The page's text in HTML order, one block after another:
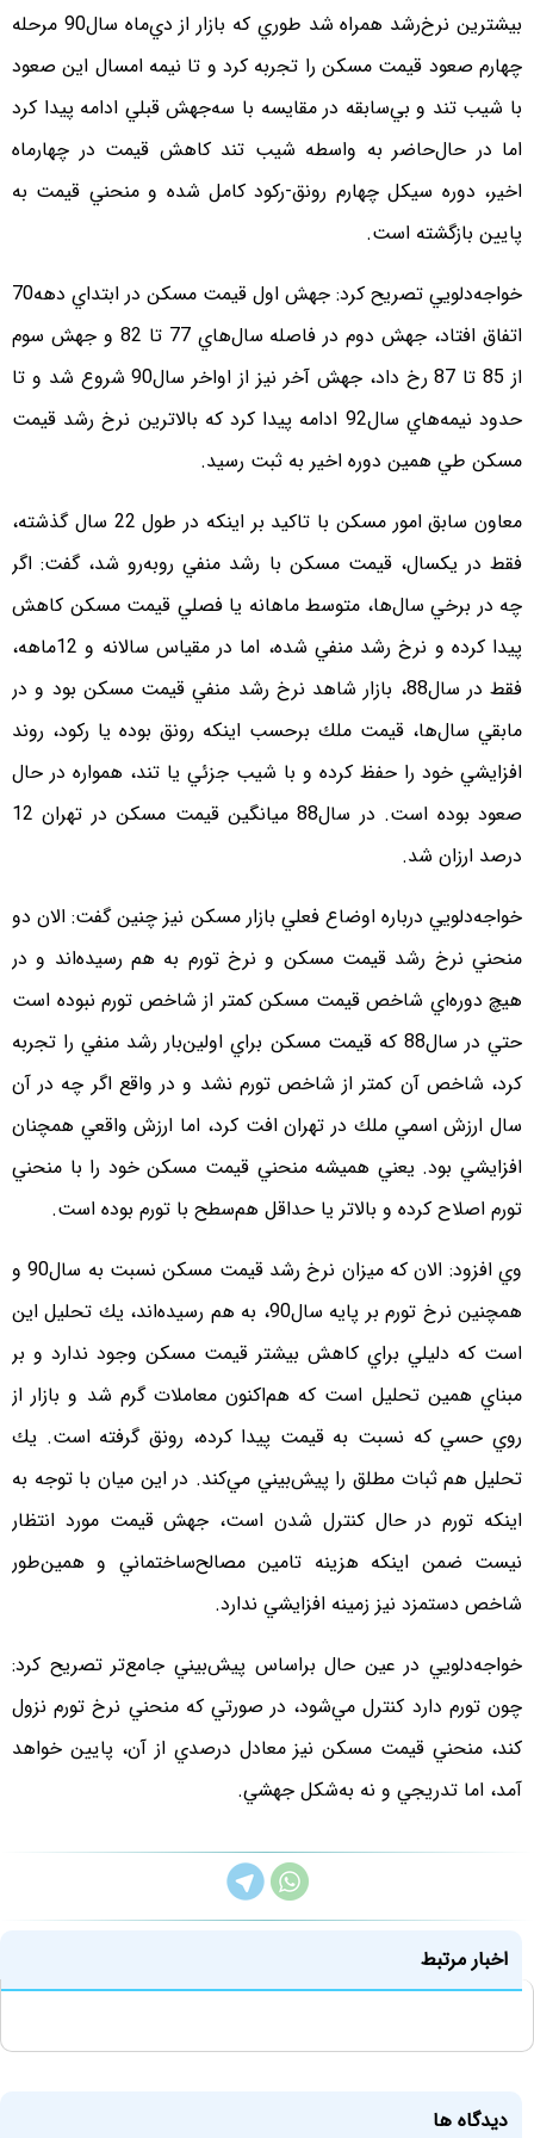
بيشترين نرخ‌رشد همراه شد طوري كه بازار از دي‌ماه سال90 مرحله
چهارم صعود قيمت مسكن را تجربه كرد و تا نيمه امسال اين صعود
با شيب تند و بي‌سابقه در مقايسه با سه‌جهش قبلي ادامه پيدا كرد
اما در حال‌حاضر به واسطه شيب تند كاهش قيمت در چهارماه
اخير، دوره سيكل چهارم رونق‌-ركود كامل شده و منحني قيمت به
پايين بازگشته است.
خواجه‌دلويي تصريح كرد: جهش اول قيمت مسكن در ابتداي دهه70
اتفاق افتاد، جهش دوم در فاصله سال‌هاي 77 تا 82 و جهش سوم
از 85 تا 87 رخ داد، جهش آخر نيز از اواخر سال90 شروع شد و تا
حدود نيمه‌هاي سال92 ادامه پيدا كرد كه بالاترين نرخ رشد قيمت
مسكن طي همين دوره اخير به ثبت رسيد.
معاون سابق امور مسكن با تاكيد بر اينكه در طول 22 سال گذشته،
فقط در يكسال، قيمت مسكن با رشد منفي روبه‌رو شد، گفت: اگر
چه در برخي سال‌ها، متوسط ماهانه يا فصلي قيمت مسكن كاهش
پيدا كرده و نرخ رشد منفي شده، اما در مقياس سالانه و 12ماهه،
فقط در سال88، بازار شاهد نرخ رشد منفي قيمت مسكن بود و در
مابقي سال‌ها، قيمت ملك برحسب اينكه رونق بوده يا ركود، روند
افزايشي خود را حفظ كرده و با شيب جزئي يا تند، همواره در حال
صعود بوده است. در سال88 ميانگين قيمت مسكن در تهران 12
درصد ارزان شد.
خواجه‌دلويي درباره اوضاع فعلي بازار مسكن نيز چنين گفت: الان دو
منحني نرخ رشد قيمت مسكن و نرخ تورم به هم رسيده‌اند و در
هيچ دوره‌اي شاخص قيمت مسكن كمتر از شاخص تورم نبوده است
حتي در سال88 كه قيمت مسكن براي اولين‌‌بار رشد منفي را تجربه
كرد، شاخص آن كمتر از شاخص تورم نشد و در واقع اگر چه در آن
سال ارزش اسمي ملك در تهران افت كرد، اما ارزش‌ واقعي همچنان
افزايشي بود. يعني هميشه منحني قيمت مسكن خود را با منحني
تورم اصلاح كرده و بالاتر يا حداقل هم‌سطح با تورم بوده است.
وي افزود: الان كه ميزان نرخ رشد قيمت مسكن نسبت به سال90 و
همچنين نرخ تورم بر پايه سال90، به هم رسيده‌اند، يك تحليل اين
است كه دليلي براي كاهش بيشتر قيمت مسكن وجود ندارد و بر
مبناي همين تحليل است كه هم‌اكنون معاملات گرم شد و بازار از
روي حسي كه نسبت به قيمت پيدا كرده، رونق گرفته است. يك
تحليل هم ثبات مطلق را پيش‌بيني مي‌كند. در اين ميان با توجه به
اينكه تورم در حال كنترل شدن است، جهش قيمت مورد انتظار
نيست ضمن اينكه هزينه تامين مصالح‌ساختماني و همين‌طور
شاخص دستمزد نيز زمينه افزايشي ندارد.
خواجه‌دلويي در عين حال براساس پيش‌بيني جامع‌تر تصريح كرد:
چون تورم دارد كنترل مي‌شود، در صورتي كه منحني نرخ تورم نزول
كند، منحني قيمت مسكن نيز معادل درصدي از آن، پايين خواهد
آمد، اما تدريجي و نه به‌‌شكل جهشي.
اخبار مرتبط
دیدگاه ها